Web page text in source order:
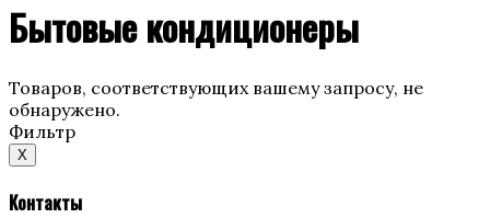
Бытовые кондиционеры
Товаров, соответствующих вашему запросу, не
обнаружено.
Фильтр
X
Контакты